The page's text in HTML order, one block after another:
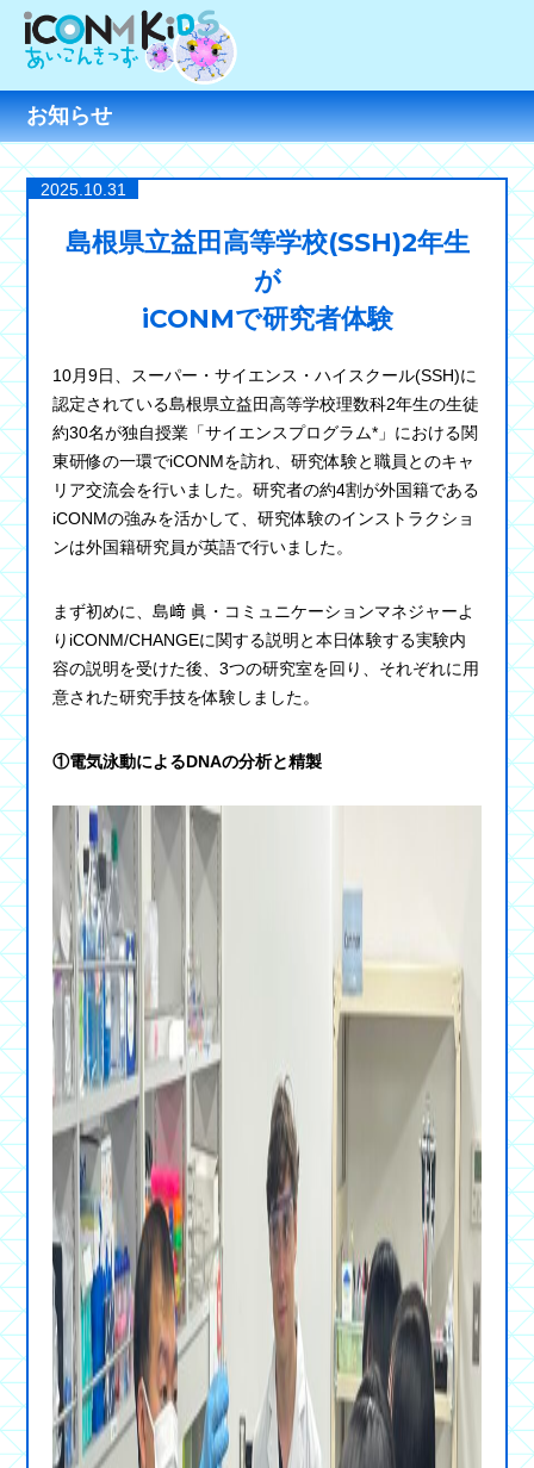
お知らせ
2025.10.31
島根県立益田高等学校(SSH)2年生
が
iCONMで研究者体験
10月9日、スーパー・サイエンス・ハイスクール(SSH)に
認定されている島根県立益田高等学校理数科2年生の生徒
約30名が独自授業「サイエンスプログラム*」における関
東研修の一環でiCONMを訪れ、研究体験と職員とのキャ
リア交流会を行いました。研究者の約4割が外国籍である
iCONMの強みを活かして、研究体験のインストラクショ
ンは外国籍研究員が英語で行いました。
まず初めに、島﨑 眞・コミュニケーションマネジャーよ
りiCONM/CHANGEに関する説明と本日体験する実験内
容の説明を受けた後、3つの研究室を回り、それぞれに用
意された研究手技を体験しました。
①電気泳動によるDNAの分析と精製